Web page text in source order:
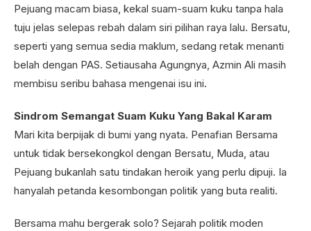
Pejuang macam biasa, kekal suam-suam kuku tanpa hala
tuju jelas selepas rebah dalam siri pilihan raya lalu. Bersatu,
seperti yang semua sedia maklum, sedang retak menanti
belah dengan PAS. Setiausaha Agungnya, Azmin Ali masih
membisu seribu bahasa mengenai isu ini.
Sindrom Semangat Suam Kuku Yang Bakal Karam
Mari kita berpijak di bumi yang nyata. Penafian Bersama
untuk tidak bersekongkol dengan Bersatu, Muda, atau
Pejuang bukanlah satu tindakan heroik yang perlu dipuji. Ia
hanyalah petanda kesombongan politik yang buta realiti.
Bersama mahu bergerak solo? Sejarah politik moden